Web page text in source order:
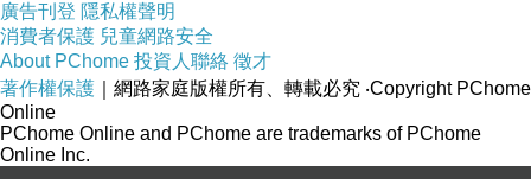
廣告刊登 隱私權聲明
消費者保護 兒童網路安全
About PChome 投資人聯絡 徵才
著作權保護 ｜網路家庭版權所有、轉載必究 ‧Copyright PChome
Online
PChome Online and PChome are trademarks of PChome
Online Inc.